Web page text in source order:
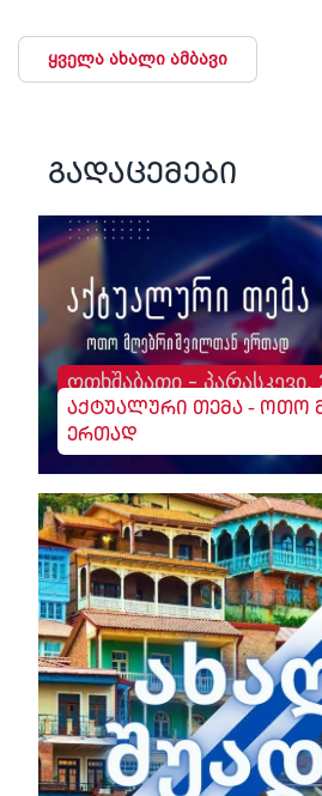
ყველა ახალი ამბავი
გადაცემები
ოთხშაბათი - პარასკევი,
აქტუალური თემა - ოთო
ერთად